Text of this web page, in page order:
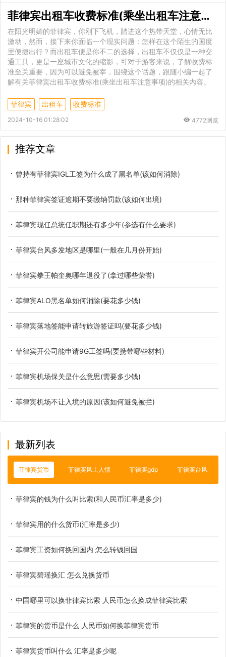
菲律宾出租车收费标准(乘坐出租车注意事项)
在阳光明媚的菲律宾，你刚下飞机，踏进这个热带天堂，心情无比
激动，然而，接下来你面临一个现实问题：怎样在这个陌生的国度
里便捷出行？而出租车便是你不二的选择，出租车不仅仅是一种交
通工具，更是一座城市文化的缩影，可对于游客来说，了解收费标
准至关重要，因为可以避免被宰，围绕这个话题，跟随小编一起了
解有关菲律宾出租车收费标准(乘坐出租车注意事项)的相关内容。
菲律宾 出租车 收费标准
2024-10-16 01:28:02 4772浏览
推荐文章
曾持有菲律宾IGL工签为什么成了黑名单(该如何消除)
那种菲律宾签证逾期不要缴纳罚款(该如何出境)
菲律宾现任总统任职期还有多少年(参选有什么要求)
菲律宾台风多发地区是哪里(一般在几月份开始)
菲律宾拳王帕奎奥哪年退役了(拿过哪些荣誉)
菲律宾ALO黑名单如何消除(要花多少钱)
菲律宾落地签能申请转旅游签证吗(要花多少钱)
菲律宾开公司能申请9G工签吗(要携带哪些材料)
菲律宾机场保关是什么意思(需要多少钱)
菲律宾机场不让入境的原因(该如何避免被拦)
最新列表
菲律宾货币 菲律宾风土人情 菲律宾gdp 菲律宾台风
菲律宾的钱为什么叫比索(和人民币汇率是多少)
菲律宾用的什么货币(汇率是多少)
菲律宾工资如何换回国内 怎么转钱回国
菲律宾碧瑶换汇 怎么兑换货币
中国哪里可以换菲律宾比索 人民币怎么换成菲律宾比索
菲律宾的货币是什么 人民币如何换菲律宾货币
菲律宾货币叫什么 汇率是多少呢